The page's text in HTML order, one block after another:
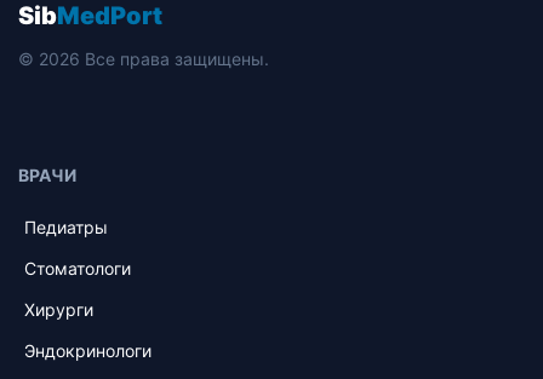
SibMedPort
© 2026 Все права защищены.
ВРАЧИ
Педиатры
Стоматологи
Хирурги
Эндокринологи